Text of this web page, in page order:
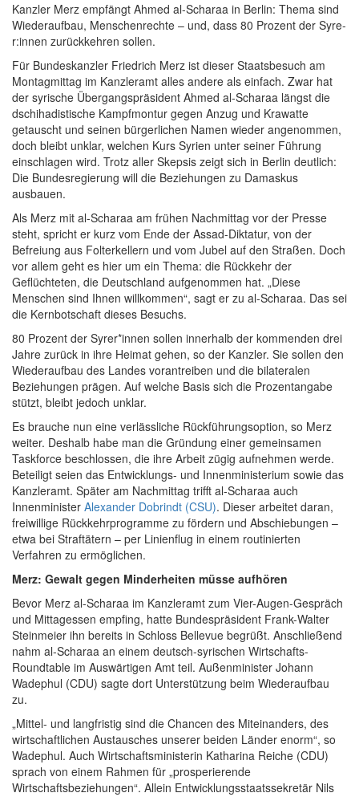
Kanzler Merz empfängt Ahmed al-Scharaa in Berlin: Thema sind
Wiederaufbau, Menschenrechte – und, dass 80 Prozent der Sy­re­
r:in­nen zurückkehren sollen.
Für Bundeskanzler Friedrich Merz ist dieser Staatsbesuch am
Montagmittag im Kanzleramt alles andere als einfach. Zwar hat
der syrische Übergangspräsident Ahmed al-Scharaa längst die
dschihadistische Kampfmontur gegen Anzug und Krawatte
getauscht und seinen bürgerlichen Namen wieder angenommen,
doch bleibt unklar, welchen Kurs Syrien unter seiner Führung
einschlagen wird. Trotz aller Skepsis zeigt sich in Berlin deutlich:
Die Bundesregierung will die Beziehungen zu Damaskus
ausbauen.
Als Merz mit al-Scharaa am frühen Nachmittag vor der Presse
steht, spricht er kurz vom Ende der Assad-Diktatur, von der
Befreiung aus Folterkellern und vom Jubel auf den Straßen. Doch
vor allem geht es hier um ein Thema: die Rückkehr der
Geflüchteten, die Deutschland aufgenommen hat. „Diese
Menschen sind Ihnen willkommen“, sagt er zu al-Scharaa. Das sei
die Kernbotschaft dieses Besuchs.
80 Prozent der Sy­re­r*in­nen sollen innerhalb der kommenden drei
Jahre zurück in ihre Heimat gehen, so der Kanzler. Sie sollen den
Wiederaufbau des Landes vorantreiben und die bilateralen
Beziehungen prägen. Auf welche Basis sich die Prozentangabe
stützt, bleibt jedoch unklar.
Es brauche nun eine verlässliche Rückführungsoption, so Merz
weiter. Deshalb habe man die Gründung einer gemeinsamen
Taskforce beschlossen, die ihre Arbeit zügig aufnehmen werde.
Beteiligt seien das Entwicklungs- und Innenministerium sowie das
Kanzleramt. Später am Nachmittag trifft al-Scharaa auch
Innenminister Alexander Dobrindt (CSU). Dieser arbeitet daran,
freiwillige Rückkehrprogramme zu fördern und Abschiebungen –
etwa bei Straftätern – per Linienflug in einem routinierten
Verfahren zu ermöglichen.
Merz: Gewalt gegen Minderheiten müsse aufhören
Bevor Merz al-Scharaa im Kanzleramt zum Vier-Augen-Gespräch
und Mittagessen empfing, hatte Bundespräsident Frank-Walter
Steinmeier ihn bereits in Schloss Bellevue begrüßt. Anschließend
nahm al-Scharaa an einem deutsch-syrischen Wirtschafts-
Roundtable im Auswärtigen Amt teil. Außenminister Johann
Wadephul (CDU) sagte dort Unterstützung beim Wiederaufbau
zu.
„Mittel- und langfristig sind die Chancen des Miteinanders, des
wirtschaftlichen Austausches unserer beiden Länder enorm“, so
Wadephul. Auch Wirtschaftsministerin Katharina Reiche (CDU)
sprach von einem Rahmen für „prosperierende
Wirtschaftsbeziehungen“. Allein Entwicklungsstaatssekretär Nils